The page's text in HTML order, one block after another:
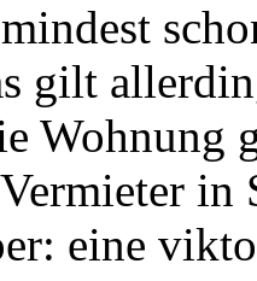
gilt
Wohnung
in
eine